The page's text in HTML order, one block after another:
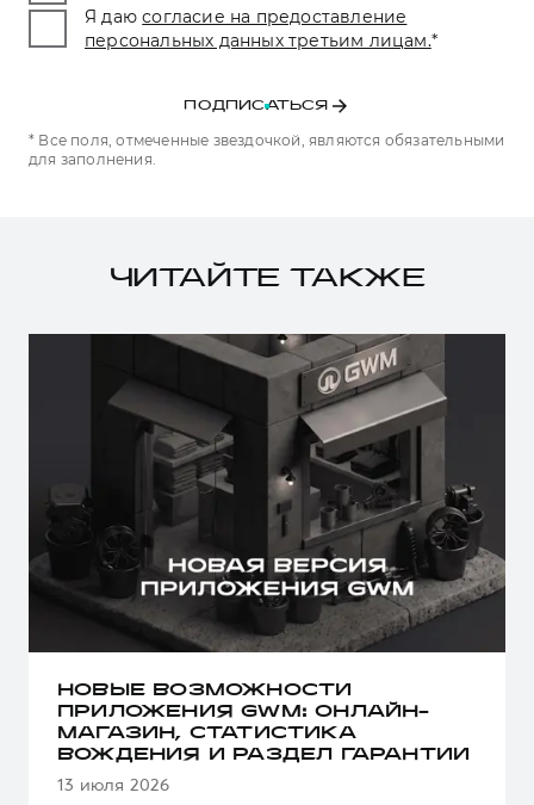
Я даю согласие на предоставление
персональных данных третьим лицам.*
ПОДПИСАТЬСЯ
* Все поля, отмеченные звездочкой, являются обязательными
для заполнения.
ЧИТАЙТЕ ТАКЖЕ
НОВЫЕ ВОЗМОЖНОСТИ
ПРИЛОЖЕНИЯ GWM: ОНЛАЙН-
МАГАЗИН, СТАТИСТИКА
ВОЖДЕНИЯ И РАЗДЕЛ ГАРАНТИИ
13 июля 2026